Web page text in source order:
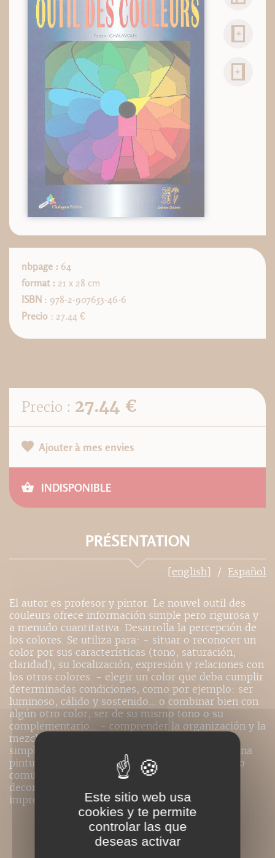
nbpage : 64
format : 21 x 28 cm
ISBN : 978-2-907653-46-6
Precio : 27.44 €
Precio : 27.44 €
Ajouter à mes envies
INDISPONIBLE
PRÉSENTATION
[english] Español
El autor es profesor y pintor. Le nouvel outil des
couleurs ofrece información simple pero rigurosa y
a menudo cuantitativa. Desarrolla la percepción de
los colores. Se utiliza para: - situar o reconocer un
color por sus características (tono, saturación,
claridad), su localización, expresión y relaciones con
los otros colores. - elegir un color que deba cumplir
determinadas condiciones, como por ejemplo: ser
luminoso, cálido y sostenido... o combinar bien con
algún otro color, ser de su mismo tono o su
complementario... - comprender la organización y la
mezcla de los colores con ayuda de una teoría
simplificada del color. - reproducir un color o una
pintura en una pantalla de vídeo. - memorizar o
comunicar un color de cara a la pintura, la
decoración, la informática, la infografía, la
imprenta...
Este sitio web usa
cookies y te permite
controlar las que
deseas activar